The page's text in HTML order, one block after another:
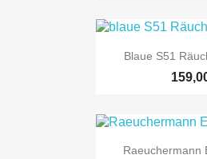

Blaue S51

Raeuchermann